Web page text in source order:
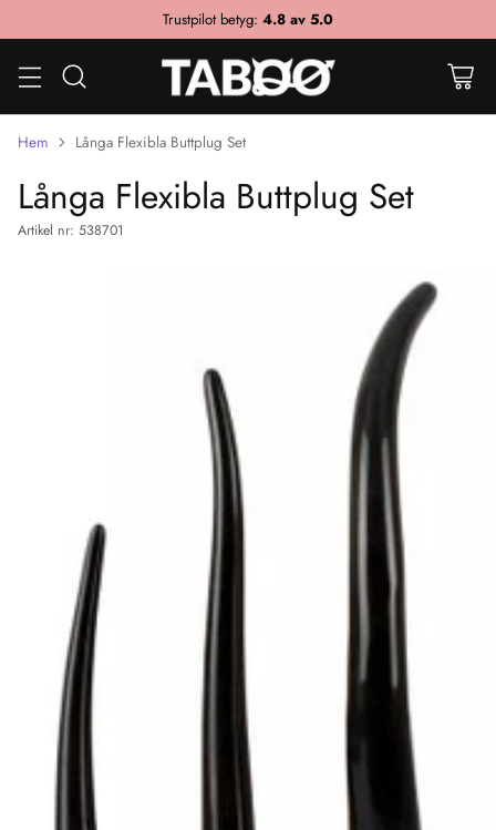
Trustpilot betyg: 4.8 av 5.0
Hem Långa Flexibla Buttplug Set
Långa Flexibla Buttplug Set
Artikel nr: 538701